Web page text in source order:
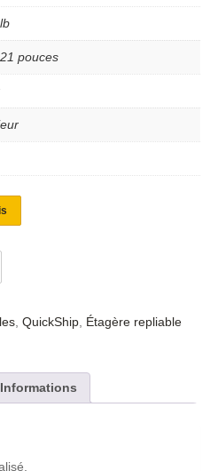
pouces
, QuickShip, Étagère repliable
Informations